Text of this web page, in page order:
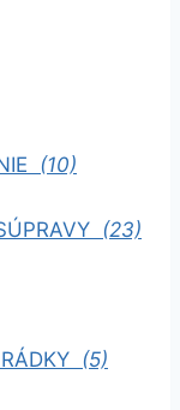
(10)
(23)
(5)